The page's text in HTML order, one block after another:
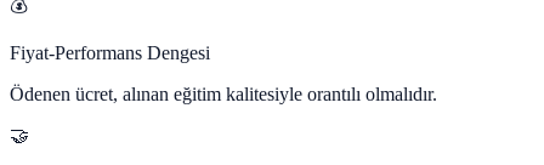
💰
Fiyat-Performans Dengesi
Ödenen ücret, alınan eğitim kalitesiyle orantılı olmalıdır.
🤝